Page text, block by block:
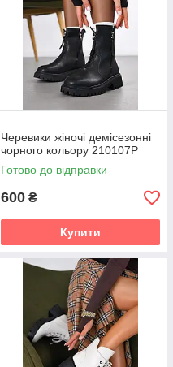
Черевики жіночі демісезонні
чорного кольору 210107P
Готово до відправки
600 ₴
Купити